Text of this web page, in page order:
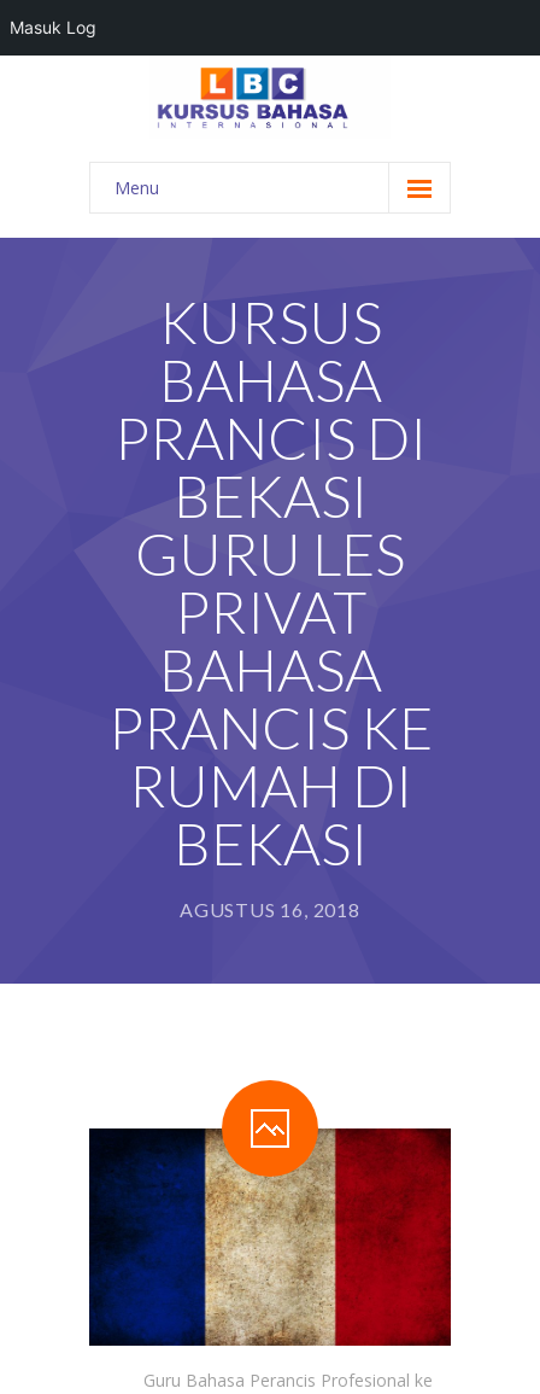
Menu
HOME
KONTAK KAMI
DAFTAR GURU
KURSUS
BAHASA
PRANCIS DI
BEKASI
GURU LES
PRIVAT
BAHASA
PRANCIS KE
RUMAH DI
BEKASI
AGUSTUS 16, 2018
Guru Bahasa Perancis Profesional ke
Masuk Log